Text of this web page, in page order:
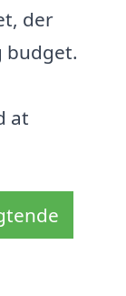
der
budget.
at